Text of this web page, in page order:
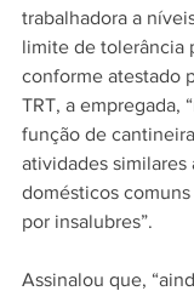
trabalhadora a
limite de tolerância
conforme atestado
TRT, a empregada,
função de
atividades similares
domésticos
por insalubres”.
Assinalou que,